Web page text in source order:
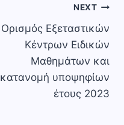
NEXT
Ορισμός Εξεταστικών
Κέντρων Ειδικών
Μαθημάτων και
κατανομή υποψηφίων
έτους 2023